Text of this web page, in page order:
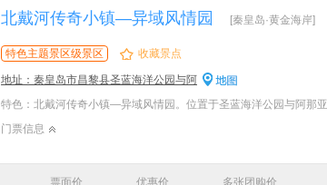
北戴河传奇小镇—异域风情园 [秦皇岛·黄金海岸]
特色主题景区级景区 收藏景点
地址：秦皇岛市昌黎县圣蓝海洋公园与阿
门票信息
票面价 优惠价 多张团购价